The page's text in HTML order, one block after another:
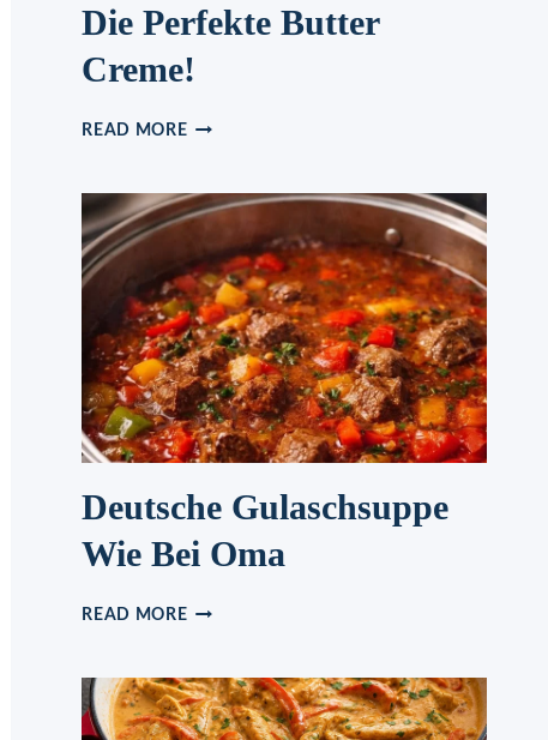
Die Perfekte Butter
Creme!
READ MOREDIE
CREME!
Deutsche Gulaschsuppe
Wie Bei Oma
READ MOREDEUTSCHE
BEI
OMA